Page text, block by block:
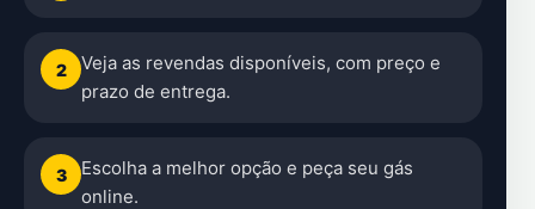
2
Veja as revendas disponíveis, com preço e
prazo de entrega.
3
Escolha a melhor opção e peça seu gás
online.